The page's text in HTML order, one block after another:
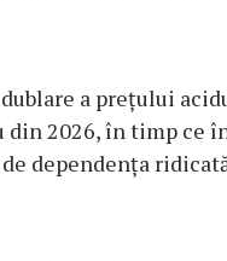
a prețului
2026, în timp ce
dependența